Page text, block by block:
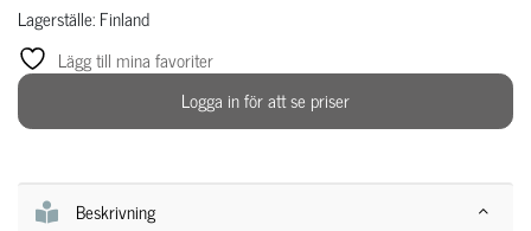
Lagerställe: Finland
Lägg till mina favoriter
Logga in för att se priser
Beskrivning